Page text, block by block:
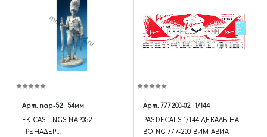
Арт. nap-52 54мм
EK CASTINGS NAP052
ГРЕНАДЕР
Арт. 777200-02 1/144
PASDECALS 1/144 ДЕКАЛЬ НА
BOING 777-200 ВИМ АВИА